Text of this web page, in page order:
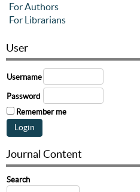
For Authors
For Librarians
User
Username
Password
Remember me
Journal Content
Search